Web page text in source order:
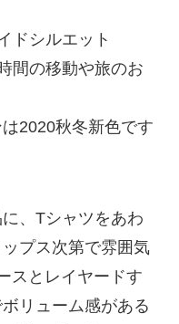
ドシルエット
間の移動や旅のお
2020秋冬新色です
、Tシャツをあわ
プス次第で雰囲気
スとレイヤードす
リューム感がある